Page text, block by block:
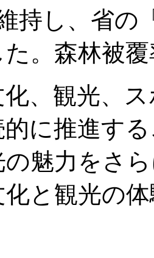
持し、省の
。森林被
、観光、
に推進す
の魅力をさ
化と観光の